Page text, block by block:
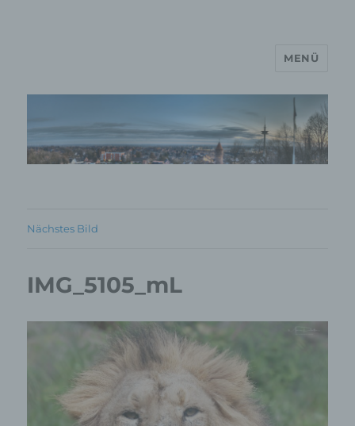
MP Mario Porten Beratung
Training Coaching
MENÜ
Nächstes Bild
IMG_5105_mL